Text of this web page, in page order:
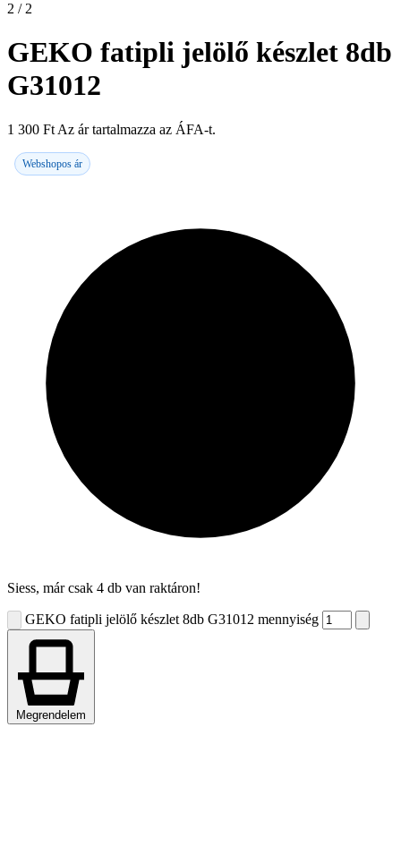
2 / 2
GEKO fatipli jelölő készlet 8db
G31012
1 300 Ft Az ár tartalmazza az ÁFA-t.
Webshopos ár
Siess, már csak 4 db van raktáron!
GEKO fatipli jelölő készlet 8db G31012 mennyiség
Megrendelem